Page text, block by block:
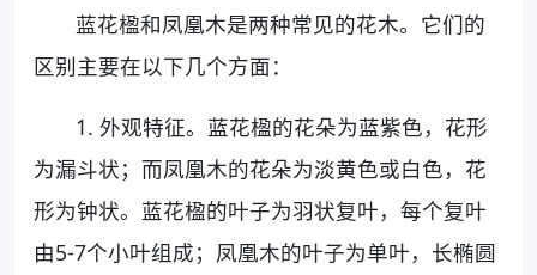
蓝花楹和凤凰木是两种常见的花木。它们的
区别主要在以下几个方面：
1. 外观特征。蓝花楹的花朵为蓝紫色，花形
为漏斗状；而凤凰木的花朵为淡黄色或白色，花
形为钟状。蓝花楹的叶子为羽状复叶，每个复叶
由5-7个小叶组成；凤凰木的叶子为单叶，长椭圆